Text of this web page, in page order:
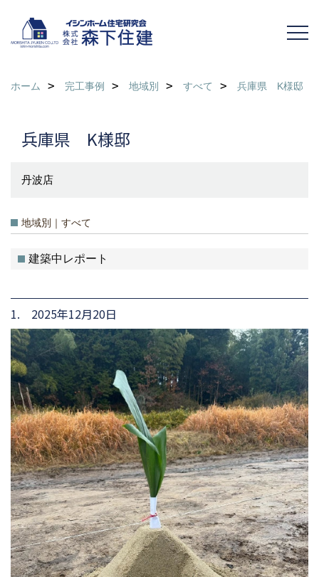
ホーム 完工事例 地域別 すべて 兵庫県 K様邸
兵庫県 K様邸
丹波店
地域別｜すべて
建築中レポート
1. 2025年12月20日